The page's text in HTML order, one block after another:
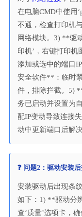
在电脑CMD中使用
不通，检查打印机
网络模块。3) **驱
印机’，右键打印机
添加或选中的端口
安全软件**：临时
件，排除拦截。5)
务已启动并设置为
配IP变动导致连接
动中更新端口后解决
❓ 问题2：驱动安装
安装驱动后出现条
如下：1) **驱动分
查‘质量’选项卡，